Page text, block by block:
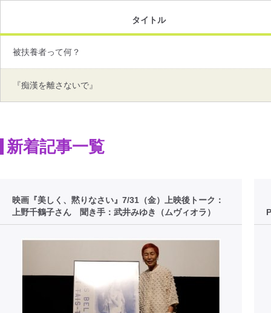
タイトル
被扶養者って何？
『痴漢を離さないで』
新着記事一覧
映画『美しく、黙りなさい』7/31（金）上映後トーク：
上野千鶴子さん 聞き手：武井みゆき（ムヴィオラ）